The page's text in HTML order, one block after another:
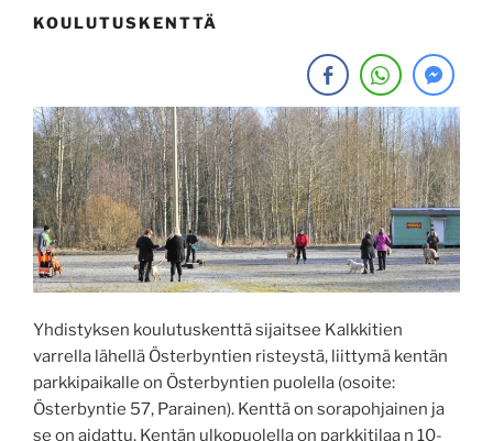
KOULUTUSKENTTÄ
Yhdistyksen koulutuskenttä sijaitsee Kalkkitien
varrella lähellä Österbyntien risteystä, liittymä kentän
parkkipaikalle on Österbyntien puolella (osoite:
Österbyntie 57, Parainen). Kenttä on sorapohjainen ja
se on aidattu. Kentän ulkopuolella on parkkitilaa n 10-